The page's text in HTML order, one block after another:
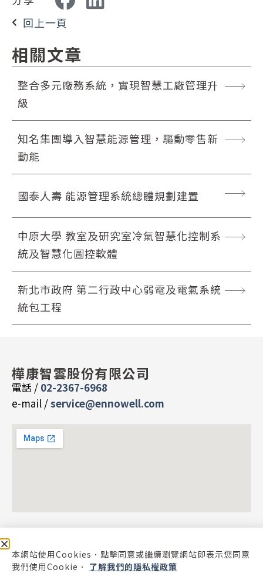
回上一頁
相關文章
整合多元廠務系統，實現智慧工廠管理升
級
知名集團導入智慧能源管理，驅動零售新
動能
國泰人壽 能源管理系統總體規劃建置
中原大學 教室及研究室冷氣智慧化控制系
統及智慧化圖控軟體
新北市政府 第二行政中心弱電及電氣系統
統包工程
樺康智雲股份有限公司
電話 / 02-2367-6968
e-mail /service@ennowell.com
本網站使用Cookies．點擊同意或繼續瀏覽網站即表示您同意
我們使用Cookie． 了解我們的隱私權政策